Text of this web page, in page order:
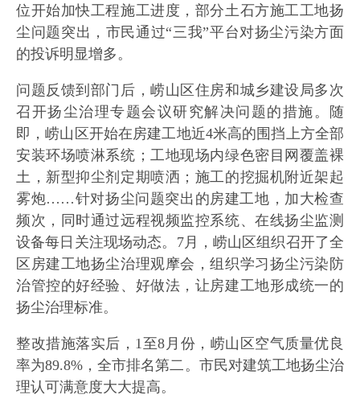
位开始加快工程施工进度，部分土石方施工工地扬
尘问题突出，市民通过“三我”平台对扬尘污染方面
的投诉明显增多。
问题反馈到部门后，崂山区住房和城乡建设局多次
召开扬尘治理专题会议研究解决问题的措施。随
即，崂山区开始在房建工地近4米高的围挡上方全部
安装环场喷淋系统；工地现场内绿色密目网覆盖裸
土，新型抑尘剂定期喷洒；施工的挖掘机附近架起
雾炮……针对扬尘问题突出的房建工地，加大检查
频次，同时通过远程视频监控系统、在线扬尘监测
设备每日关注现场动态。7月，崂山区组织召开了全
区房建工地扬尘治理观摩会，组织学习扬尘污染防
治管控的好经验、好做法，让房建工地形成统一的
扬尘治理标准。
整改措施落实后，1至8月份，崂山区空气质量优良
率为89.8%，全市排名第二。市民对建筑工地扬尘治
理认可满意度大大提高。